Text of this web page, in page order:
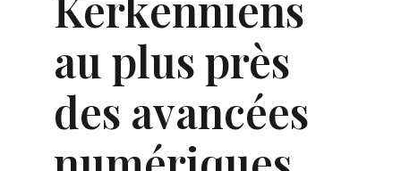
au plus près
des avancées